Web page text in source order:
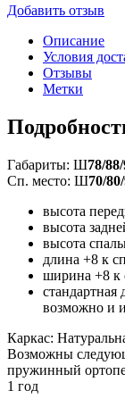
Добавить отзыв
Описание
Условия
Отзывы
Метки
Габариты: Ш78/
Сп. место: Ш70/
высота
высота
высота
длина +8 к
ширина +8 к
стандартная
возможно и
Каркас:
Возможны
пружинный
1 год